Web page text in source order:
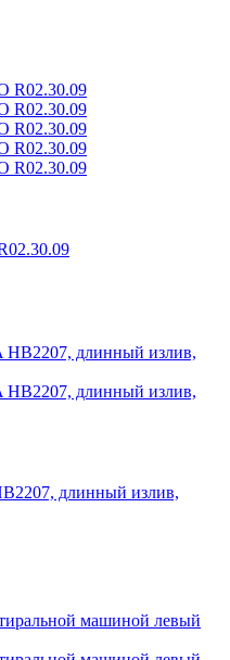
длинный излив,